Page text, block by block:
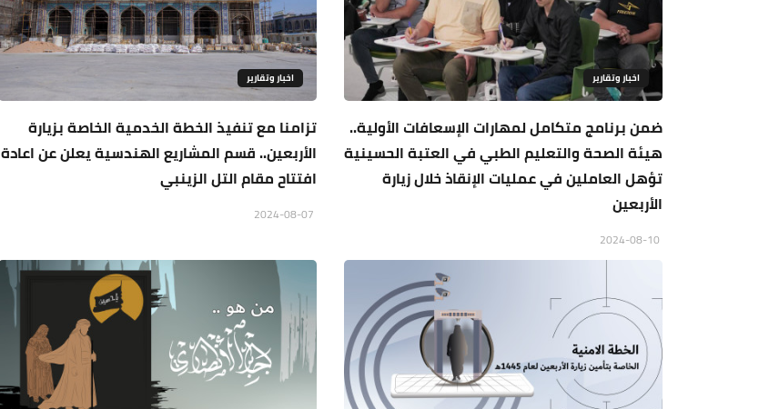
اخبار وتقارير
ضمن برنامج متكامل لمهارات الإسعافات الأولية..
هيئة الصحة والتعليم الطبي في العتبة الحسينية
تؤهل العاملين في عمليات الإنقاذ خلال زيارة
الأربعين
اخبار وتقارير
تزامنا مع تنفيذ الخطة الخدمية الخاصة بزيارة
الأربعين.. قسم المشاريع الهندسية يعلن عن اعادة
افتتاح مقام التل الزينبي